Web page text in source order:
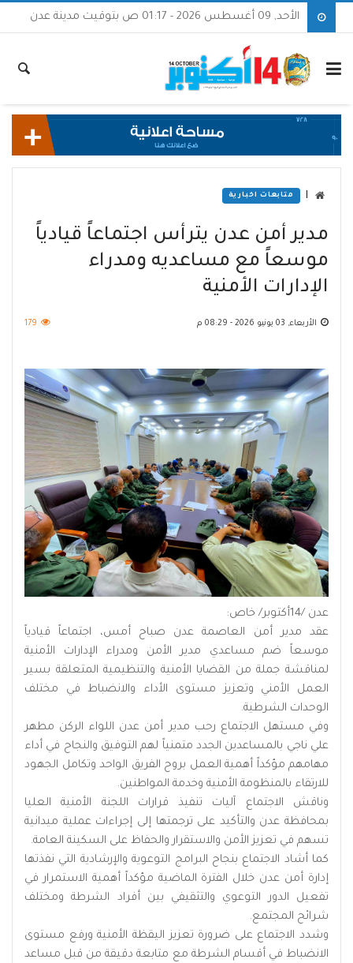
الأحد, 09 أغسطس 2026 - 01:17 ص بتوقيت مدينة عدن
متابعات اخبارية
مدير أمن عدن يترأس اجتماعاً قيادياً
موسعاً مع مساعديه ومدراء
الإدارات الأمنية
الأربعاء, 03 يونيو 2026 - 08:29 م 179
عدن /14أكتوبر/ خاص:
عقد مدير أمن العاصمة عدن صباح أمس، اجتماعاً قيادياً
موسعاً ضم مساعدي مدير الأمن ومدراء الإدارات الأمنية
لمناقشة جملة من القضايا الأمنية والتنظيمية المتعلقة بسير
العمل الأمني وتعزيز مستوى الأداء والانضباط في مختلف
الوحدات الشرطية.
وفي مستهل الاجتماع رحب مدير أمن عدن اللواء الركن مطهر
علي ناجي بالمساعدين الجدد متمنياً لهم التوفيق والنجاح في أداء
مهامهم مؤكداً أهمية العمل بروح الفريق الواحد وتكامل الجهود
للارتقاء بالمنظومة الأمنية وخدمة المواطنين.
وناقش الاجتماع آليات تنفيذ قرارات اللجنة الأمنية العليا
بمحافظة عدن والتأكيد على ترجمتها إلى إجراءات عملية ميدانية
تسهم في تعزيز الأمن والاستقرار والحفاظ على السكينة العامة.
كما أشاد الاجتماع بنجاح البرامج التوعوية والإرشادية التي نفذتها
إدارة أمن عدن خلال الفترة الماضية مؤكداً أهمية الاستمرار في
تفعيل الدور التوعوي والتثقيفي بين أفراد الشرطة ومختلف
شرائح المجتمع.
وشدد الاجتماع على ضرورة تعزيز اليقظة الأمنية ورفع مستوى
الانضباط في أقسام الشرطة مع متابعة دقيقة من قبل مساعد